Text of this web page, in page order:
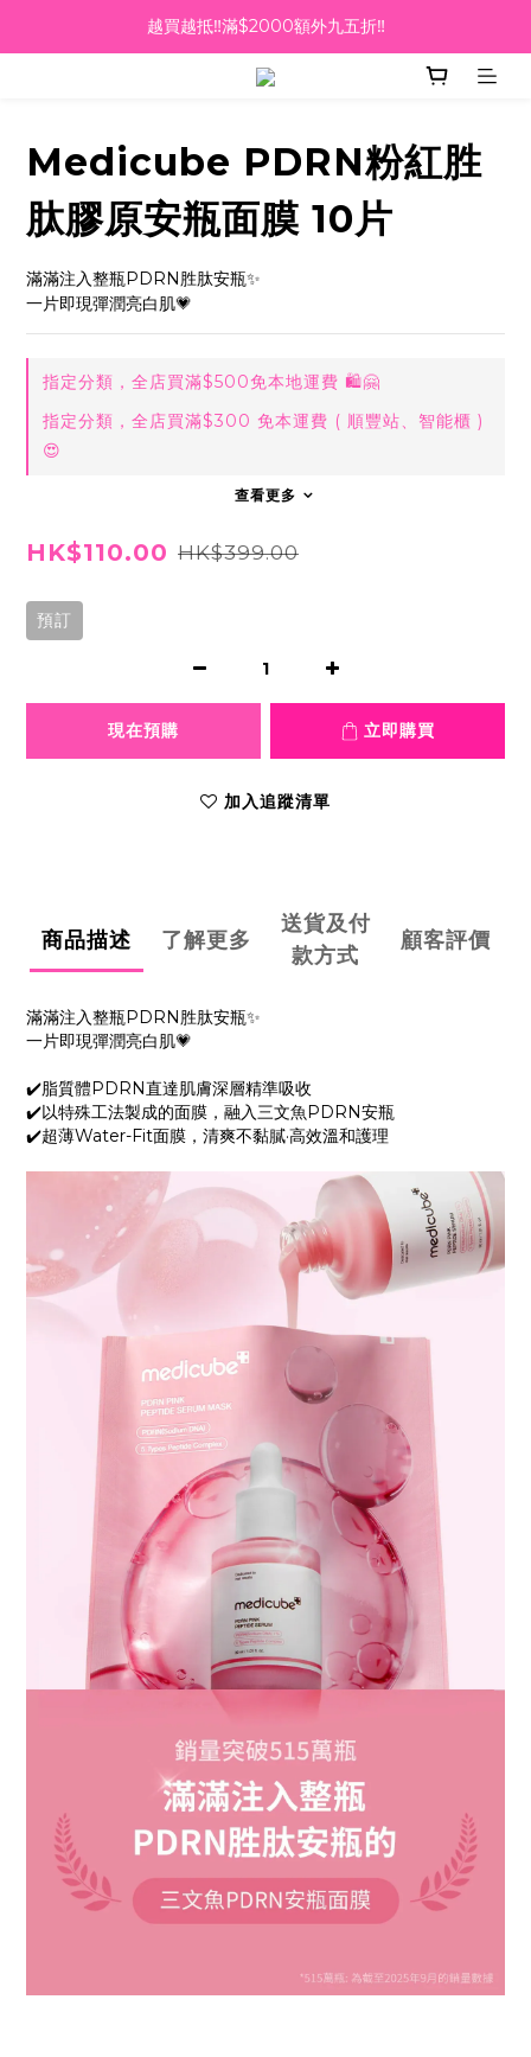
越買越抵‼️滿$2000額外九五折‼️
越買越抵‼️滿$2000額外九五折‼️
☀️【Summer Sales 盛夏狂歡】滿 $700 即減 $40！🔥
越買越抵‼️滿$2000額外九五折‼️
Medicube PDRN粉紅胜
肽膠原安瓶面膜 10片
滿滿注入整瓶PDRN胜肽安瓶✨
一片即現彈潤亮白肌💗
指定分類，全店買滿$500免本地運費 🛍🤗
指定分類，全店買滿$300 免本運費 ( 順豐站、智能櫃 )
😍
查看更多
HK$110.00 HK$399.00
預訂
現在預購 立即購買
加入追蹤清單
商品描述 了解更多
送貨及付
款方式
顧客評價
滿滿注入整瓶PDRN胜肽安瓶✨
一片即現彈潤亮白肌💗
✔️脂質體PDRN直達肌膚深層精準吸收
✔️以特殊工法製成的面膜，融入三文魚PDRN安瓶
✔️超薄Water-Fit面膜，清爽不黏膩·高效溫和護理